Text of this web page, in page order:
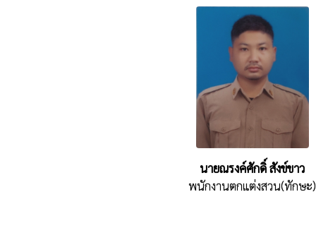
นายณรงค์ศักดิ์ สังข์ขาว
พนักงานตกแต่งสวน(ทักษะ)